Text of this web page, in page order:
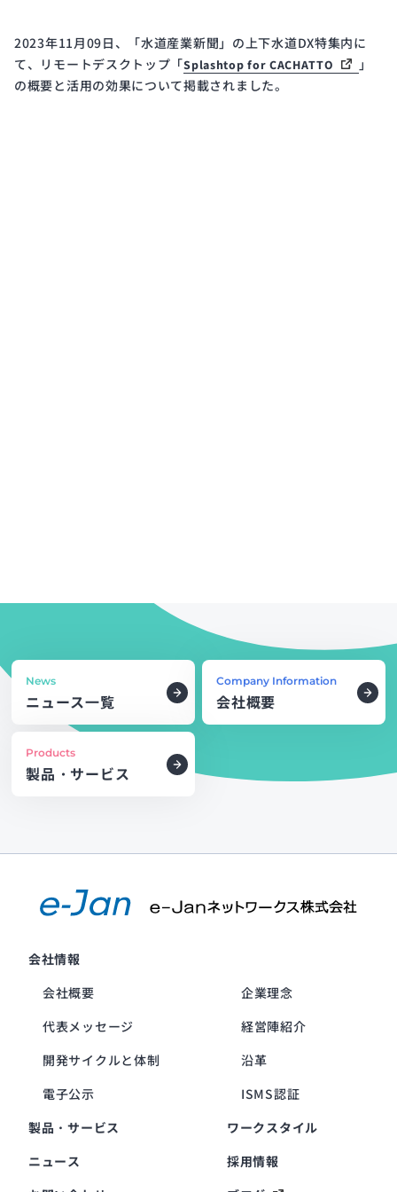
サイ
クル
と体
2023年11月09日、「水道産業新聞」の上下水道DX特集内に
て、リモートデスクトップ「Splashtop for CACHATTO
」
の概要と活用の効果について掲載されました。
News
ニュース一覧
Company Information
会社概要
Products
製品・サービス
会社情報
会社概要
企業理念
代表メッセージ
経営陣紹介
開発サイクルと体制
沿革
電子公示
ISMS認証
製品・サービス
ワークスタイル
ニュース
採用情報